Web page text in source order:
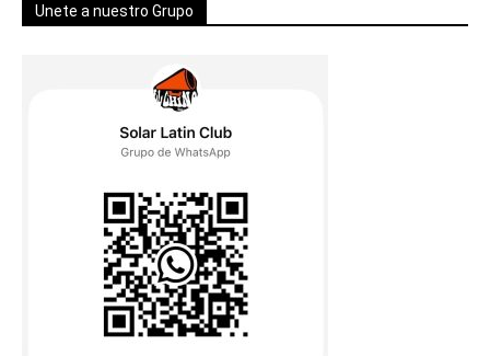
Unete a nuestro Grupo